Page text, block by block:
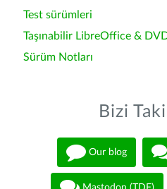
Test sürümleri
Taşınabilir LibreOffice &
Sürüm Notları
Bizi
Our blog